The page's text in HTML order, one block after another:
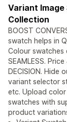
Variant
Collection
BOOST
swatch helps in
Colour swatches
SEAMLESS.
DECISION. Hide
variant selector
etc. Upload color
swatches with
product